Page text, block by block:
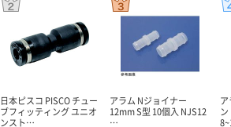
日本ピスコ PISCO チュー
ブフィッティング ユニオ
ンスト…
アラム Nジョイナー
12mm S型 10個入 NJS12
…